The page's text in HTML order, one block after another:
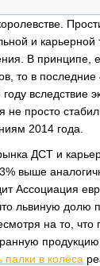
и карьерной
В принципе,
то в последние
вследствие
не просто
2014 года.
ДСТ и
выше
Ассоциация
львиную долю
на то, что
палки в колёса